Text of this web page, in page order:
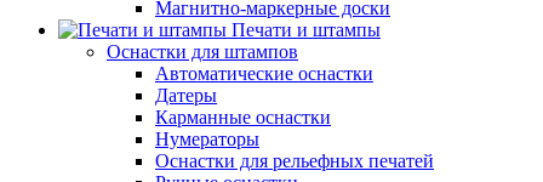
Магнитно-маркерные доски
Печати и штампы
Оснастки для штампов
Автоматические оснастки
Датеры
Карманные оснастки
Нумераторы
Оснастки для рельефных печатей